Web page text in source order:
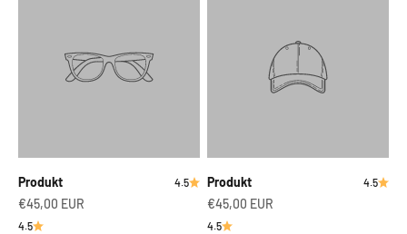
Produkt 4.5
€45,00 EUR
4.5
Produkt 4.5
€45,00 EUR
4.5